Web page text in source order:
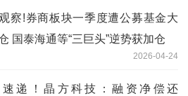
察!券商板块一季度遭公募基金大
国泰海通等“三巨头”逆势获加仓
2026-04-24
速递！晶方科技：融资净偿还